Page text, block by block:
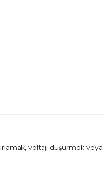
voltajı düşürmek